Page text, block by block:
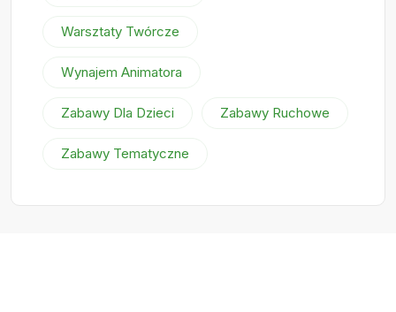
Warsztaty Twórcze
Wynajem Animatora
Zabawy Dla Dzieci Zabawy Ruchowe
Zabawy Tematyczne